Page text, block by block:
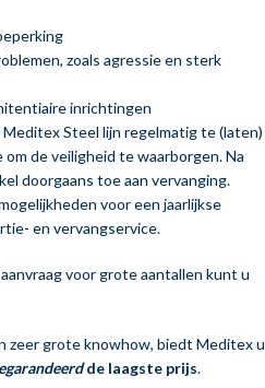
zoals agressie en sterk
inrichtingen
Steel lijn regelmatig te (laten)
de veiligheid te waarborgen. Na
doorgaans toe aan vervanging.
voor een jaarlijkse
en vervangservice.
voor grote aantallen kunt u
zeer grote knowhow, biedt Meditex u
de laagste prijs.